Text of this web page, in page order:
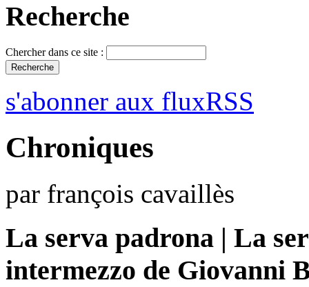
Recherche
Chercher dans ce site :
s'abonner aux fluxRSS
Chroniques
par françois cavaillès
La serva padrona | La
intermezzo de Giovanni